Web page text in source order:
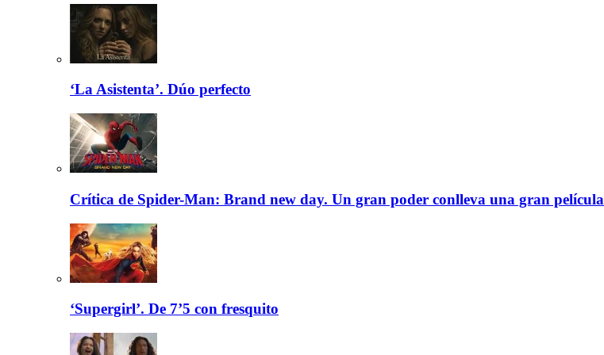
‘La Asistenta’. Dúo perfecto
Crítica de Spider-Man: Brand new day. Un gran poder conlleva una gran película
‘Supergirl’. De 7’5 con fresquito